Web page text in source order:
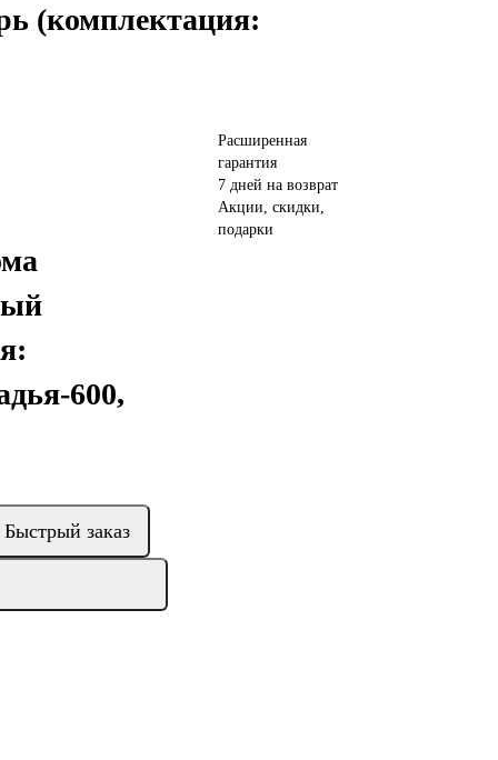
(комплектация:
600,
Быстрый заказ
Расширенная
гарантия
7 дней на возврат
Акции, скидки,
подарки